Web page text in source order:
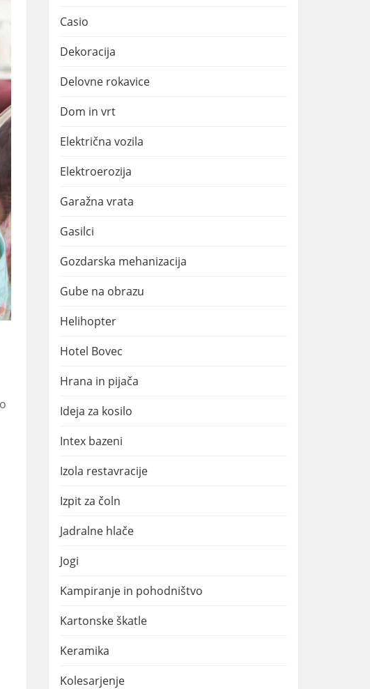
Casio
Dekoracija
Delovne rokavice
Dom in vrt
Električna vozila
Elektroerozija
Garažna vrata
Gasilci
Gozdarska mehanizacija
Gube na obrazu
Helihopter
Hotel Bovec
Hrana in pijača
Ideja za kosilo
Intex bazeni
Izola restavracije
Izpit za čoln
Jadralne hlače
Jogi
Kampiranje in pohodništvo
Kartonske škatle
Keramika
Kolesarjenje